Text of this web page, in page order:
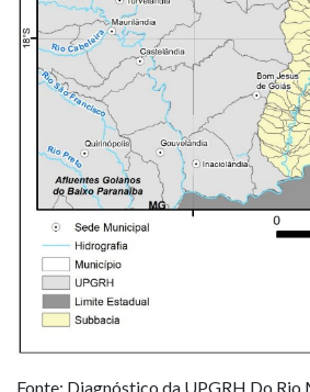
Fonte: Diagnóstico da UPGRH Do Rio